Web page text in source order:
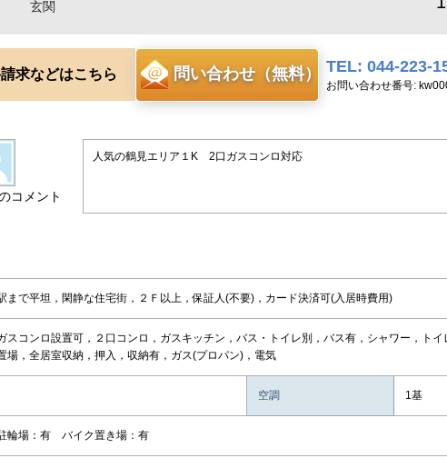
玄関
求などはこちら 問い合わせ（無料） TEL: 044-223-
お問い合わせ番号:
コメント
人気の鶴見エリア１K 2口ガスコンロ対応
まで平坦，閑静な住宅街，２Ｆ以上，保証人(不要)，カード決済可(入居時費用)
スコンロ設置可，２口コンロ，ガスキッチン，バス・トイレ別，バス有，シャワー，ト
場，全居室収納，押入，収納有，ガス(プロパン)，電気
空調 1基
輪場：有 バイク置き場：有